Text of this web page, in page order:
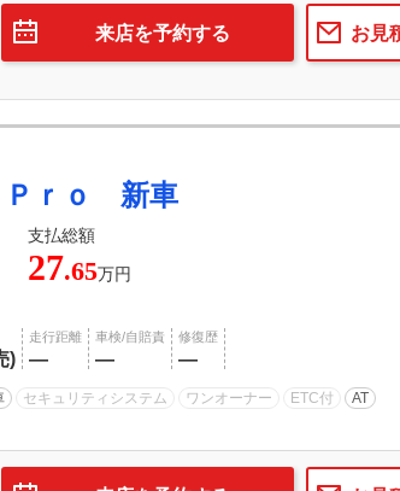
お見
来店を予約する
Ｐｒｏ 新車
支払総額
27.65万円
)
走行距離
―
車検/自賠責
―
修復歴
―
セキュリティシステム ワンオーナー ETC付 AT